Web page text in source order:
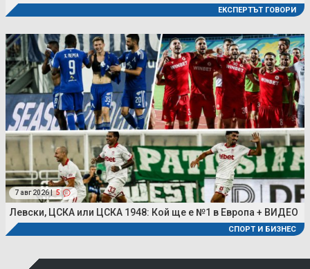
ЕКСПЕРТЪТ ГОВОРИ
7 авг 2026 | 5
Левски, ЦСКА или ЦСКА 1948: Кой ще е №1 в Европа + ВИДЕО
СПОРТ И БИЗНЕС